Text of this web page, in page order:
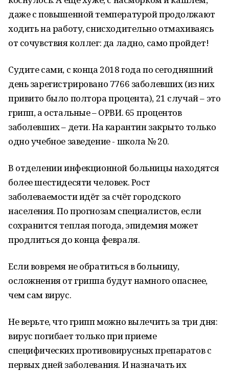
даже с повышенной температурой продолжают
ходить на работу, снисходительно отмахиваясь
от сочувствия коллег: да ладно, само пройдет!
Судите сами, с конца 2018 года по сегодняшний
день зарегистрировано 7766 заболевших (из них
привито было полтора процента), 21 случай – это
грипп, а остальные – ОРВИ. 65 процентов
заболевших – дети. На карантин закрыто только
одно учебное заведение - школа № 20.
В отделении инфекционной больницы находятся
более шестидесяти человек. Рост
заболеваемости идёт за счёт городского
населения. По прогнозам специалистов, если
сохранится теплая погода, эпидемия может
продлиться до конца февраля.
Если вовремя не обратиться в больницу,
осложнения от гриппа будут намного опаснее,
чем сам вирус.
Не верьте, что грипп можно вылечить за три дня:
вирус погибает только при приеме
специфических противовирусных препаратов с
первых дней заболевания. И назначать их